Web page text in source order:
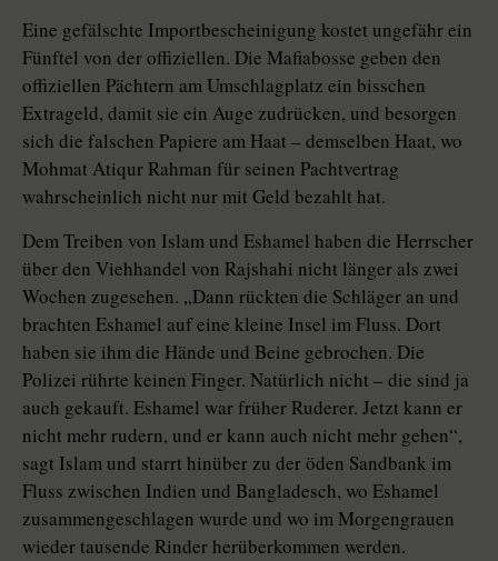
Eine gefälschte Importbescheinigung kostet ungefähr ein
Fünftel von der offiziellen. Die Mafiabosse geben den
offiziellen Pächtern am Umschlagplatz ein bisschen
Extrageld, damit sie ein Auge zudrücken, und besorgen
sich die falschen Papiere am Haat – demselben Haat, wo
Mohmat Atiqur Rahman für seinen Pachtvertrag
wahrscheinlich nicht nur mit Geld bezahlt hat.
Dem Treiben von Islam und Eshamel haben die Herrscher
über den Viehhandel von Rajshahi nicht länger als zwei
Wochen zugesehen. „Dann rückten die Schläger an und
brachten Eshamel auf eine kleine Insel im Fluss. Dort
haben sie ihm die Hände und Beine gebrochen. Die
Polizei rührte keinen Finger. Natürlich nicht – die sind ja
auch gekauft. Eshamel war früher Ruderer. Jetzt kann er
nicht mehr rudern, und er kann auch nicht mehr gehen“,
sagt Islam und starrt hinüber zu der öden Sandbank im
Fluss zwischen Indien und Bangladesch, wo Eshamel
zusammengeschlagen wurde und wo im Morgengrauen
wieder tausende Rinder herüberkommen werden.